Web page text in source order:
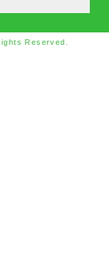
Reserved.